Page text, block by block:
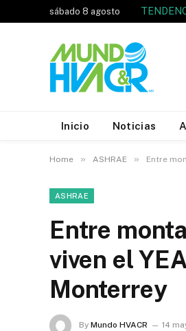
sábado 8 agosto
Inicio Noticias
Home » ASHRAE » Entre
ASHRAE
Entre
viven el
Monterrey
By Mundo HVACR 14